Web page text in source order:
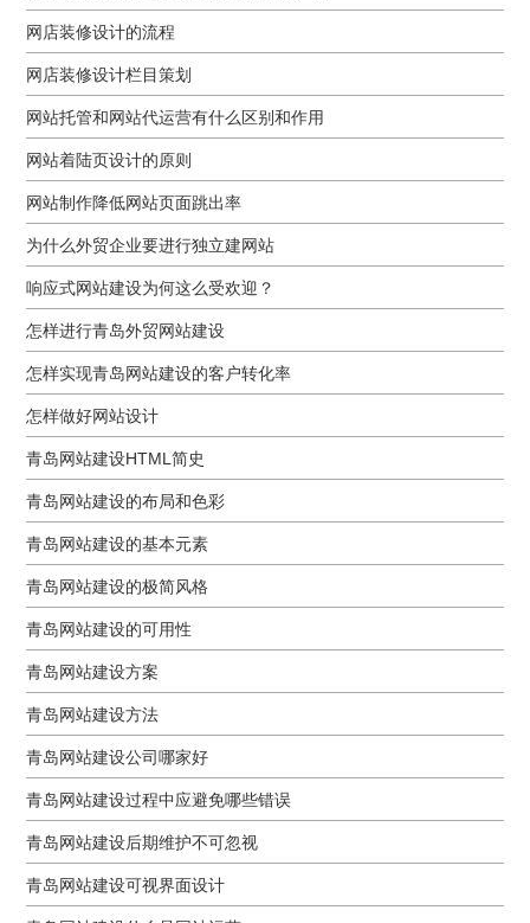
网店装修设计的流程
网店装修设计栏目策划
网站托管和网站代运营有什么区别和作用
网站着陆页设计的原则
网站制作降低网站页面跳出率
为什么外贸企业要进行独立建网站
响应式网站建设为何这么受欢迎？
怎样进行青岛外贸网站建设
怎样实现青岛网站建设的客户转化率
怎样做好网站设计
青岛网站建设HTML简史
青岛网站建设的布局和色彩
青岛网站建设的基本元素
青岛网站建设的极简风格
青岛网站建设的可用性
青岛网站建设方案
青岛网站建设方法
青岛网站建设公司哪家好
青岛网站建设过程中应避免哪些错误
青岛网站建设后期维护不可忽视
青岛网站建设可视界面设计